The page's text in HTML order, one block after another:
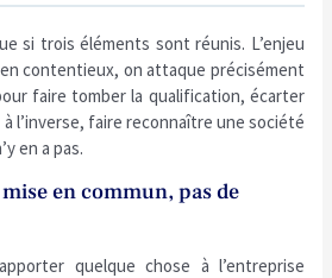
si trois éléments sont réunis. L’enjeu
en contentieux, on attaque précisément
faire tomber la qualification, écarter
à l’inverse, faire reconnaître une société
en a pas.
en commun, pas de
quelque chose à l’entreprise